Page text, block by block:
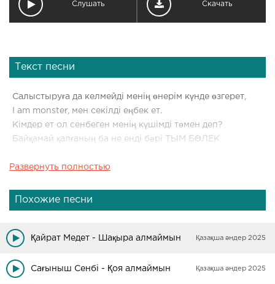
Слушать Скачать
Текст песни
Салыстыруға да келмейді менің өнерім күнде өзгерет,
I am monster, мен секілді еңбек ет.
Кімдер ет ол сенбеген менің күшімді төмен деп?
Байқамай қалғаның ба не енді бәрі ТЫМ БӨЛЕК
O my o my o my god,
Тек мен білем бірақта кімнің кім екенін,
Менде бәріне дайын тұр жеке компрамат.
Шах және мат саған қайталап ат,
Енді тез қаш бол дереу рұқсат жоқ саған,
Менің жолымнан келмес тайдыруғааааа.
Развернуть полностью
Похожие песни
Қайрат Медет - Шақыра алмаймын Қазақша әндер 2025
Сағыныш Сенбі - Қоя алмаймын Қазақша әндер 2025